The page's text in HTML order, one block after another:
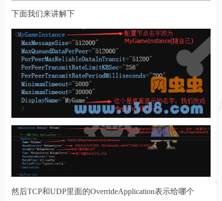
下面我们来讲解下
然后TCP和UDP里面的OverrideApplication表示给哪个